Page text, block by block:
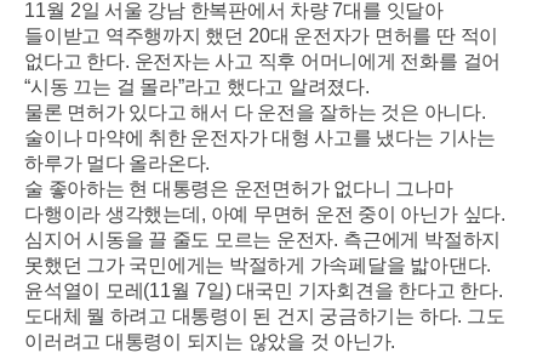
11월 2일 서울 강남 한복판에서 차량7대를 잇달아
들이받고 역주행까지 했던 20대 운전자가 면허를 딴 적이
없다고 한다. 운전자는 사고 직후 어머니에게 전화를 걸어
“시동 끄는 걸 몰라”라고 했다고 알려졌다.
물론 면허가 있다고 해서 다 운전을 잘하는 것은 아니다.
술이나 마약에 취한 운전자가 대형 사고를 냈다는 기사는
하루가 멀다 올라온다.
술 좋아하는 현 대통령은 운전면허가 없다니 그나마
다행이라 생각했는데 , 아예 무면허 운전 중이 아닌가 싶다.
심지어 시동을 끌 줄도 모르는 운전자. 측근에게 박절하지
못했던 그가 국민에게는 박절하게 가속페달을 밟아댄다.
윤석열이 모레 (11월 7일) 대국민 기자회견을 한다고 한다.
도대체 뭘 하려고 대통령이 된 건지 궁금하기는 하다. 그도
이러려고 대통령이 되지는 않았을 것 아닌가.